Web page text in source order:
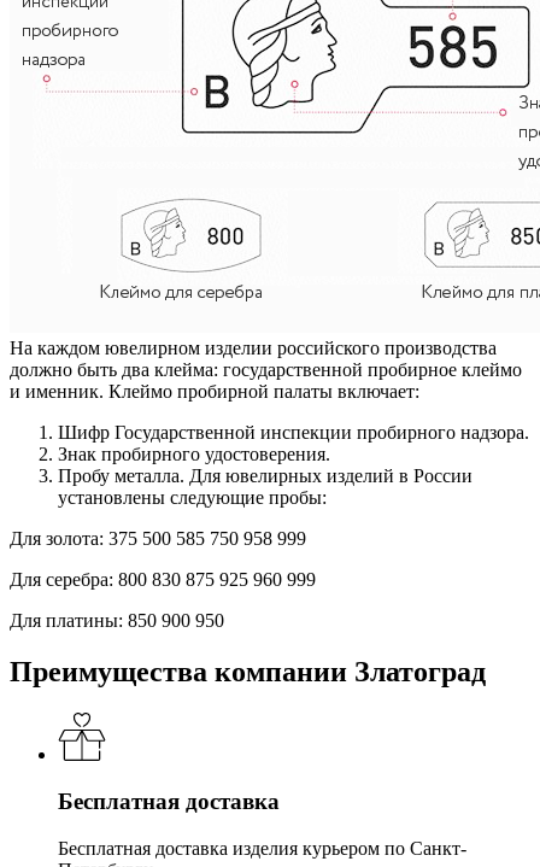
На каждом ювелирном изделии российского производства
должно быть два клейма: государственной пробирное клеймо
и именник. Клеймо пробирной палаты включает:
Шифр Государственной инспекции пробирного надзора.
Знак пробирного удостоверения.
Пробу металла. Для ювелирных изделий в России
установлены следующие пробы:
Для золота: 375 500 585 750 958 999
Для серебра: 800 830 875 925 960 999
Для платины: 850 900 950
Преимущества компании Златоград
Бесплатная доставка
Бесплатная доставка изделия курьером по Санкт-